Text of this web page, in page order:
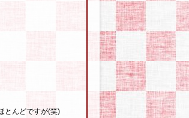
とんどですが(笑)